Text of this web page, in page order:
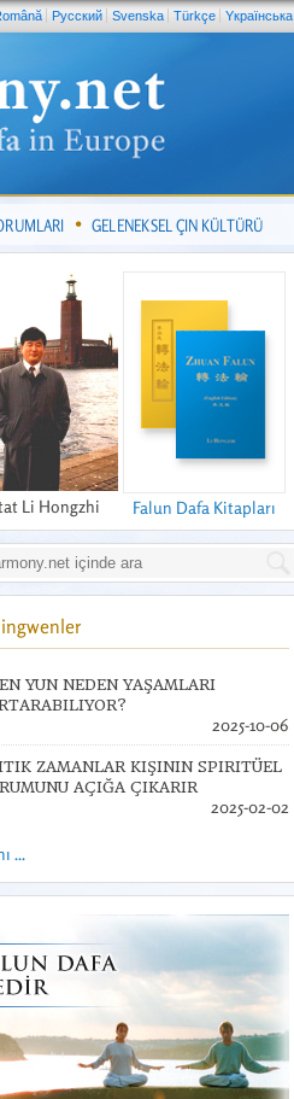
Pусский Svenska Türkçe Yкраїнська
GELENEKSEL ÇIN KÜLTÜRÜ
Li Hongzhi Falun Dafa Kitapları
YUN NEDEN YAŞAMLARI
2025-10-06
ZAMANLAR KIŞININ SPIRITÜEL
AÇIĞA ÇIKARIR
2025-02-02
...